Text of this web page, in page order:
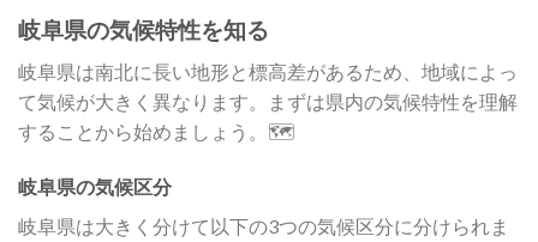
岐阜県の気候特性を知る
岐阜県は南北に長い地形と標高差があるため、地域によっ
て気候が大きく異なります。まずは県内の気候特性を理解
することから始めましょう。🗺️
岐阜県の気候区分
岐阜県は大きく分けて以下の3つの気候区分に分けられま